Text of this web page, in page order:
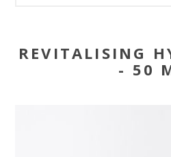
REVITALISING
- 50